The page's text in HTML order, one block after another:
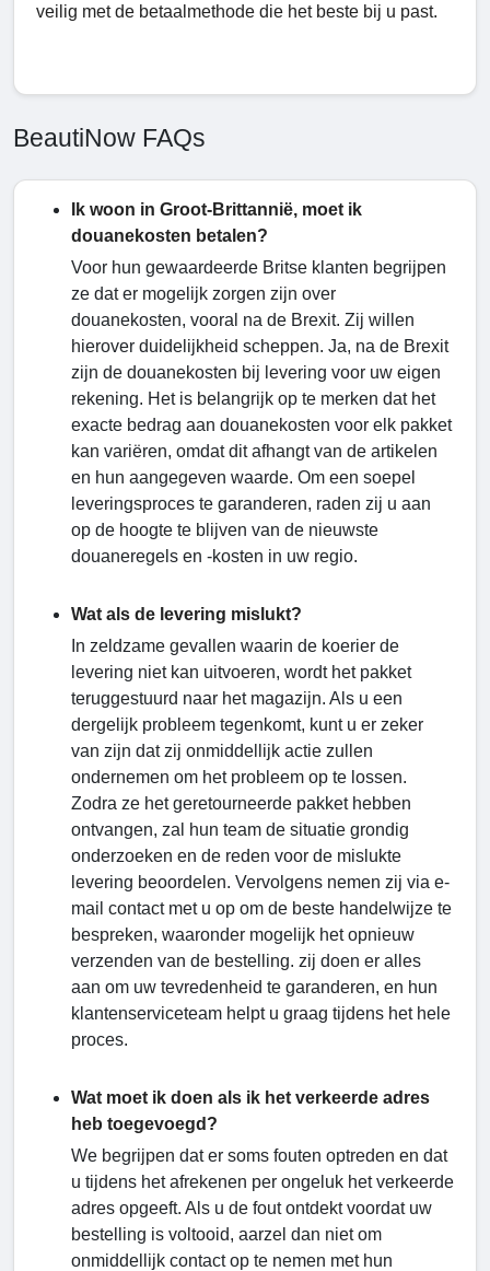
veilig met de betaalmethode die het beste bij u past.
BeautiNow FAQs
Ik woon in Groot-Brittannië, moet ik
douanekosten betalen?
Voor hun gewaardeerde Britse klanten begrijpen
ze dat er mogelijk zorgen zijn over
douanekosten, vooral na de Brexit. Zij willen
hierover duidelijkheid scheppen. Ja, na de Brexit
zijn de douanekosten bij levering voor uw eigen
rekening. Het is belangrijk op te merken dat het
exacte bedrag aan douanekosten voor elk pakket
kan variëren, omdat dit afhangt van de artikelen
en hun aangegeven waarde. Om een ​​soepel
leveringsproces te garanderen, raden zij u aan
op de hoogte te blijven van de nieuwste
douaneregels en -kosten in uw regio.
Wat als de levering mislukt?
In zeldzame gevallen waarin de koerier de
levering niet kan uitvoeren, wordt het pakket
teruggestuurd naar het magazijn. Als u een
dergelijk probleem tegenkomt, kunt u er zeker
van zijn dat zij onmiddellijk actie zullen
ondernemen om het probleem op te lossen.
Zodra ze het geretourneerde pakket hebben
ontvangen, zal hun team de situatie grondig
onderzoeken en de reden voor de mislukte
levering beoordelen. Vervolgens nemen zij via e-
mail contact met u op om de beste handelwijze te
bespreken, waaronder mogelijk het opnieuw
verzenden van de bestelling. zij doen er alles
aan om uw tevredenheid te garanderen, en hun
klantenserviceteam helpt u graag tijdens het hele
proces.
Wat moet ik doen als ik het verkeerde adres
heb toegevoegd?
We begrijpen dat er soms fouten optreden en dat
u tijdens het afrekenen per ongeluk het verkeerde
adres opgeeft. Als u de fout ontdekt voordat uw
bestelling is voltooid, aarzel dan niet om
onmiddellijk contact op te nemen met hun